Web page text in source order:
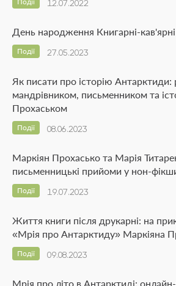
12.07.2022
День народження Книгарні-
27.05.2023
Події
Як писати про історію Антарктиди:
мандрівником, письменником та
Прохаськом
08.06.2023
Події
Маркіян Прохасько та Марія
письменницькі прийоми у нон-
19.07.2023
Події
Життя книги після друкарні: на
«Мрія про Антарктиду» Маркіяна
09.08.2023
Події
Мрія про літо в Антарктиді: